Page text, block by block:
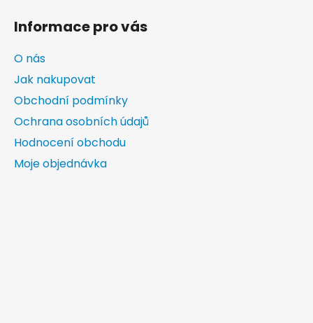
Informace pro vás
O nás
Jak nakupovat
Obchodní podmínky
Ochrana osobních údajů
Hodnocení obchodu
Moje objednávka